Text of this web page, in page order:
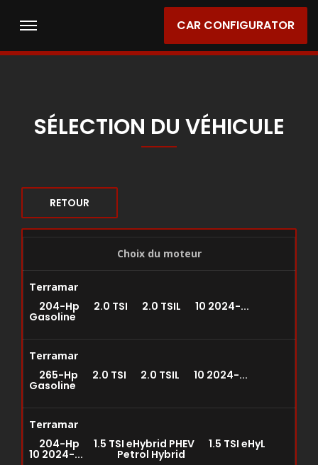
CAR CONFIGURATOR
SÉLECTION DU VÉHICULE
RETOUR
Choix du moteur
Terramar
204-Hp 2.0 TSI 2.0 TSIL 10 2024-...
Gasoline
Terramar
265-Hp 2.0 TSI 2.0 TSIL 10 2024-...
Gasoline
Terramar
204-Hp 1.5 TSI eHybrid PHEV 1.5 TSI eHyL
10 2024-... Petrol Hybrid